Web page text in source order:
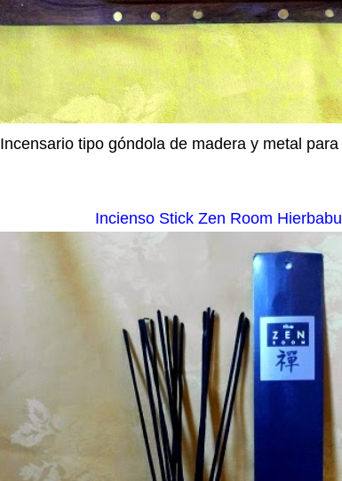
Incensario tipo góndola de madera y metal
Incienso Stick Zen Room